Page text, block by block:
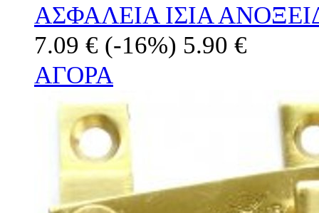
ΑΣΦΑΛΕΙΑ ΙΣΙΑ
7.09 € (-16%) 5.90 €
ΑΓΟΡΑ